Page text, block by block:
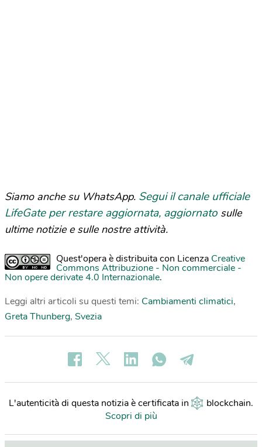
Siamo anche su WhatsApp. Segui il canale ufficiale
LifeGate per restare aggiornata, aggiornato sulle
ultime notizie e sulle nostre attività.
Quest'opera è distribuita con Licenza Creative
Commons Attribuzione - Non commerciale -
Non opere derivate 4.0 Internazionale.
Leggi altri articoli su questi temi: Cambiamenti climatici,
Greta Thunberg, Svezia
L'autenticità di questa notizia è certificata in blockchain.
Scopri di più